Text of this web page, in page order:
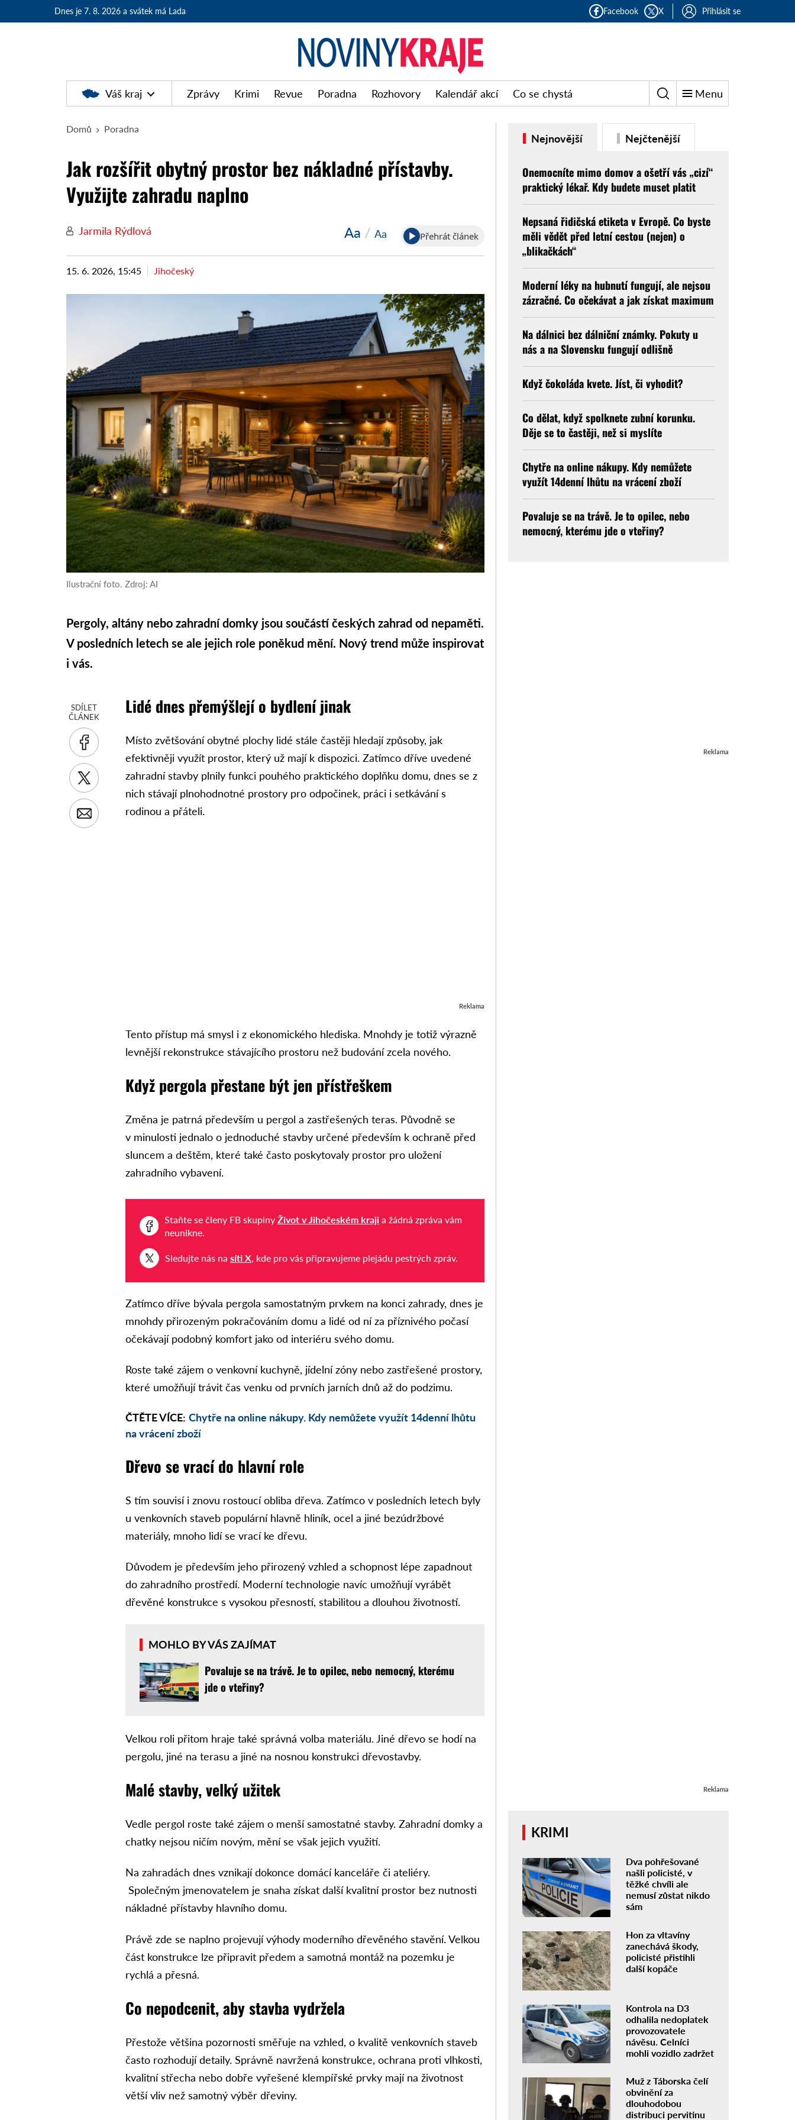
Dnes je 7. 8. 2026 a svátek má Lada Facebook X Přihlásit se
Noviny
kraje
Váš kraj Zprávy Krimi Revue Poradna Rozhovory Kalendář akcí Co se chystá Menu
Domů Poradna
Jak rozšířit obytný prostor bez nákladné přístavby.
Využijte zahradu naplno
Jarmila Rýdlová Aa / Aa Přehrát článek
15. 6. 2026, 15:45 Jihočeský
Ilustrační foto. Zdroj: AI
Pergoly, altány nebo zahradní domky jsou součástí českých zahrad od nepaměti.
V posledních letech se ale jejich role poněkud mění. Nový trend může inspirovat
i vás.
SDÍLET
ČLÁNEK
Lidé dnes přemýšlejí o bydlení jinak
Místo zvětšování obytné plochy lidé stále častěji hledají způsoby, jak
efektivněji využít prostor, který už mají k dispozici. Zatímco dříve uvedené
zahradní stavby plnily funkci pouhého praktického doplňku domu, dnes se z
nich stávají plnohodnotné prostory pro odpočinek, práci i setkávání s
rodinou a přáteli.
Reklama
Tento přístup má smysl i z ekonomického hlediska. Mnohdy je totiž výrazně
levnější rekonstrukce stávajícího prostoru než budování zcela nového.
Když pergola přestane být jen přístřeškem
Změna je patrná především u pergol a zastřešených teras. Původně se
v minulosti jednalo o jednoduché stavby určené především k ochraně před
sluncem a deštěm, které také často poskytovaly prostor pro uložení
zahradního vybavení.
Staňte se členy FB skupinyŽivot v Jihočeském kraji a žádná zpráva vám
neunikne.
Sledujte nás nasíti X , kde pro vás připravujeme plejádu pestrých zpráv.
Zatímco dříve bývala pergola samostatným prvkem na konci zahrady, dnes je
mnohdy přirozeným pokračováním domu a lidé od ní za příznivého počasí
očekávají podobný komfort jako od interiéru svého domu.
Roste také zájem o venkovní kuchyně, jídelní zóny nebo zastřešené prostory,
které umožňují trávit čas venku od prvních jarních dnů až do podzimu.
ČTĚTE VÍCE: Chytře na online nákupy. Kdy nemůžete využít 14denní lhůtu
na vrácení zboží
Dřevo se vrací do hlavní role
S tím souvisí i znovu rostoucí obliba dřeva. Zatímco v posledních letech byly
u venkovních staveb populární hlavně hliník, ocel a jiné bezúdržbové
materiály, mnoho lidí se vrací ke dřevu.
Důvodem je především jeho přirozený vzhled a schopnost lépe zapadnout
do zahradního prostředí. Moderní technologie navíc umožňují vyrábět
dřevěné konstrukce s vysokou přesností, stabilitou a dlouhou životností.
MOHLO BY VÁS ZAJÍMAT
Povaluje se na trávě. Je to opilec, nebo nemocný, kterému
jde o vteřiny?
Velkou roli přitom hraje také správná volba materiálu. Jiné dřevo se hodí na
pergolu, jiné na terasu a jiné na nosnou konstrukci dřevostavby.
Malé stavby, velký užitek
Vedle pergol roste také zájem o menší samostatné stavby. Zahradní domky a
chatky nejsou ničím novým, mění se však jejich využití.
Na zahradách dnes vznikají dokonce domácí kanceláře či ateliéry.
Společným jmenovatelem je snaha získat další kvalitní prostor bez nutnosti
nákladné přístavby hlavního domu.
Právě zde se naplno projevují výhody moderního dřevěného stavění. Velkou
část konstrukce lze připravit předem a samotná montáž na pozemku je
rychlá a přesná.
Co nepodcenit, aby stavba vydržela
Přestože většina pozornosti směřuje na vzhled, o kvalitě venkovních staveb
často rozhodují detaily. Správně navržená konstrukce, ochrana proti vlhkosti,
kvalitní střecha nebo dobře vyřešené klempířské prvky mají na životnost
větší vliv než samotný výběr dřeviny.
Nejnovější Nejčtenější
Onemocníte mimo domov a ošetří vás „cizí“
praktický lékař. Kdy budete muset platit
Nepsaná řidičská etiketa v Evropě. Co byste
měli vědět před letní cestou (nejen) o
„blikačkách“
Moderní léky na hubnutí fungují, ale nejsou
zázračné. Co očekávat a jak získat maximum
Na dálnici bez dálniční známky. Pokuty u
nás a na Slovensku fungují odlišně
Když čokoláda kvete. Jíst, či vyhodit?
Co dělat, když spolknete zubní korunku.
Děje se to častěji, než si myslíte
Chytře na online nákupy. Kdy nemůžete
využít 14denní lhůtu na vrácení zboží
Povaluje se na trávě. Je to opilec, nebo
nemocný, kterému jde o vteřiny?
Reklama
Reklama
KRIMI
Dva pohřešované
našli policisté, v
těžké chvíli ale
nemusí zůstat nikdo
sám
Hon za vltavíny
zanechává škody,
policisté přistihli
další kopáče
Kontrola na D3
odhalila nedoplatek
provozovatele
návěsu. Celníci
mohli vozidlo zadržet
Muž z Táborska čelí
obvinění za
dlouhodobou
distribuci pervitinu